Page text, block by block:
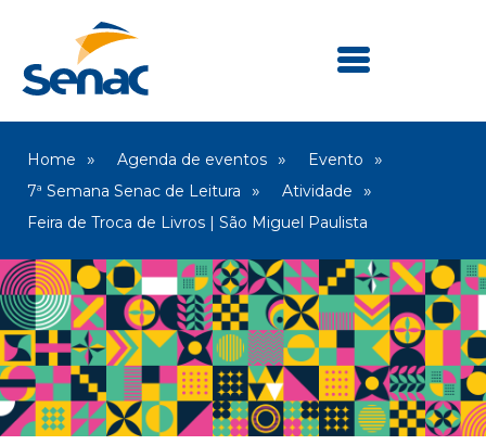
Home Agenda de eventos
Evento
7ª Semana Senac de Leitura
Atividade
Feira de Troca de Livros | São Miguel Paulista